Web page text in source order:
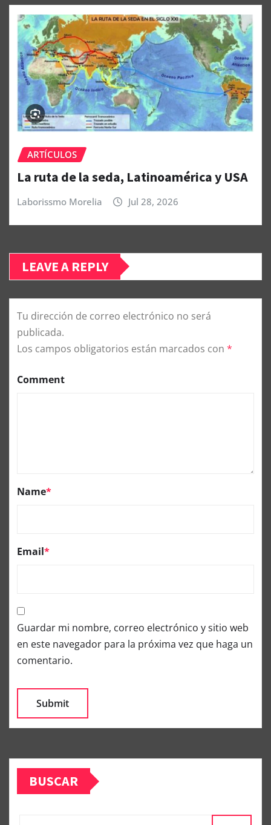
ARTÍCULOS
La ruta de la seda, Latinoamérica y USA
Laborissmo Morelia Jul 28, 2026
LEAVE A REPLY
Tu dirección de correo electrónico no será
publicada.
Los campos obligatorios están marcados con *
Comment
Name*
Email*
Guardar mi nombre, correo electrónico y sitio web
en este navegador para la próxima vez que haga un
comentario.
BUSCAR